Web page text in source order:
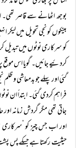
بوجھ اٹھانے سے قاصر
بینکوں کو نجی تحویل میں
کو سرکاری نوٹوں میں
کردئیے جائیں۔ گویا اس موقع
گئی اور پہلے جو بدمعاشی و
فراہم کردی گئی۔ ابتداً ان
جاتی تھی مگر گردش زمانہ
اور اب جس چیز کو ’سرکاری
حیثیت رکھتا ہے جسکے پس پشت